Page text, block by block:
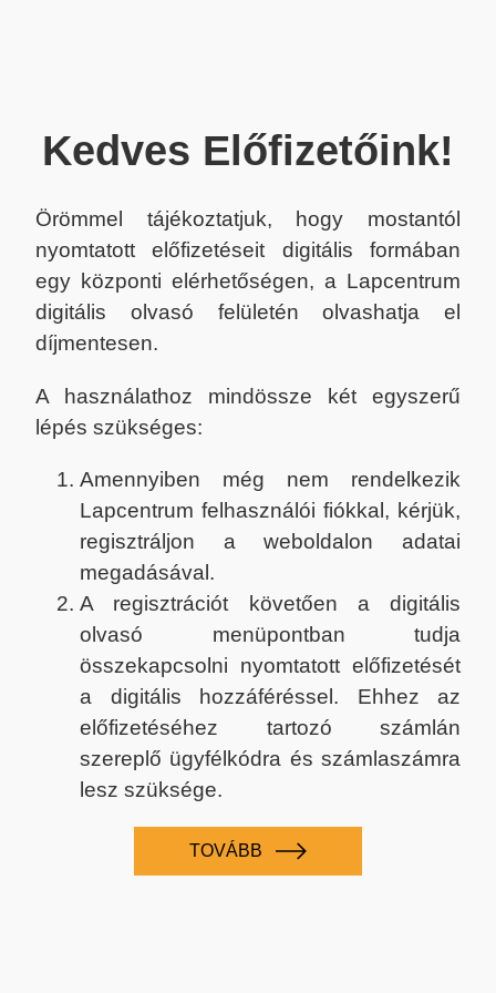
Kedves Előfizetőink!
Örömmel tájékoztatjuk, hogy mostantól
nyomtatott előfizetéseit digitális formában
egy központi elérhetőségen, a Lapcentrum
digitális olvasó felületén olvashatja el
díjmentesen.
A használathoz mindössze két egyszerű
lépés szükséges:
Amennyiben még nem rendelkezik
Lapcentrum felhasználói fiókkal, kérjük,
regisztráljon a weboldalon adatai
megadásával.
A regisztrációt követően a digitális
olvasó menüpontban tudja
összekapcsolni nyomtatott előfizetését
a digitális hozzáféréssel. Ehhez az
előfizetéséhez tartozó számlán
szereplő ügyfélkódra és számlaszámra
lesz szüksége.
TOVÁBB